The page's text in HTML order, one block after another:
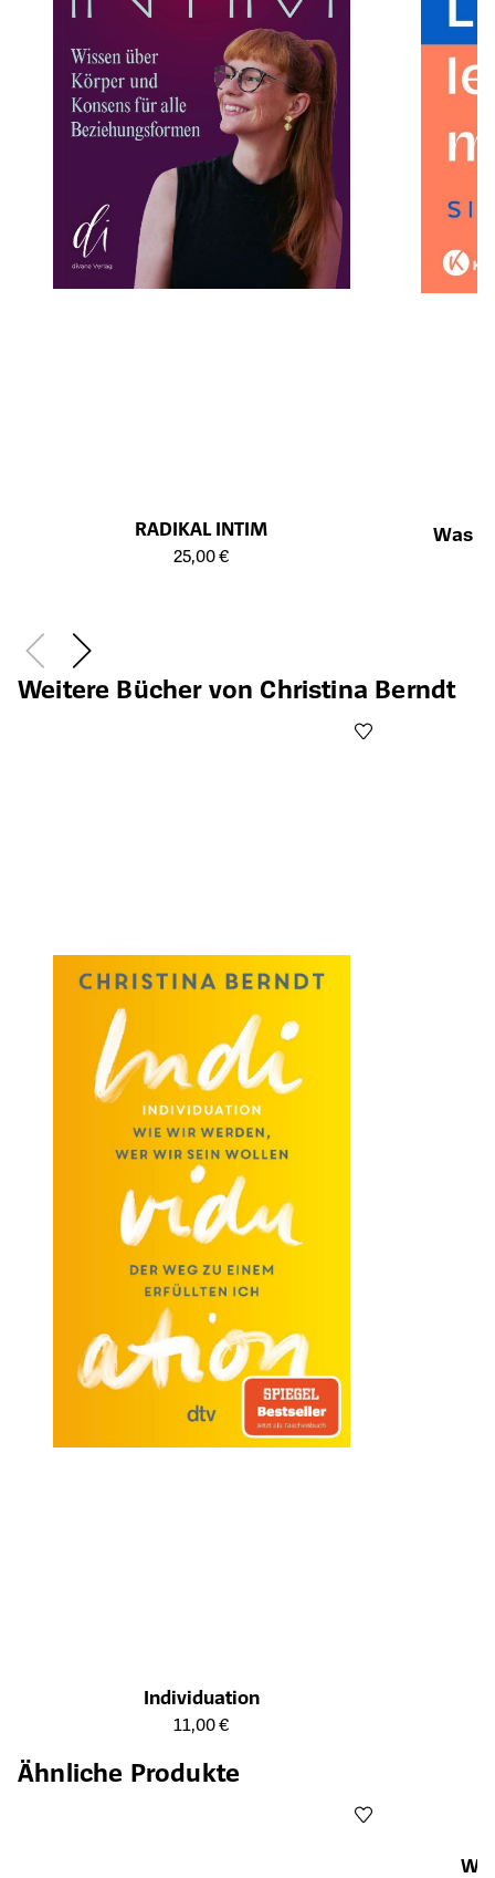
RADIKAL INTIM
Öffnet die Detailseite des Produkts
25,00 €
Was
Weitere Bücher von Christina Berndt
Individuation
Öffnet die Detailseite des Produkts
11,00 €
Ähnliche Produkte